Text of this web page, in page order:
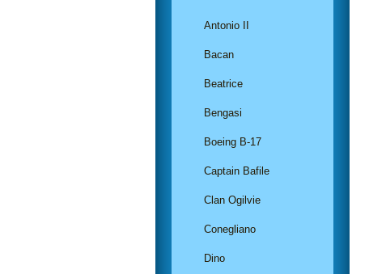
Antonio II
Bacan
Beatrice
Bengasi
Boeing B-17
Captain Bafile
Clan Ogilvie
Conegliano
Dino